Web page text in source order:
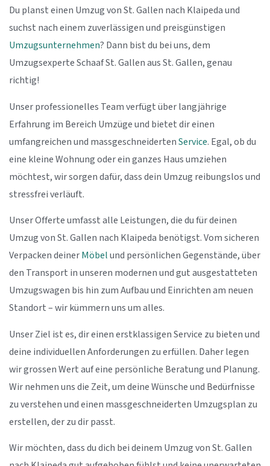
Du planst einen Umzug von St. Gallen nach Klaipeda und
suchst nach einem zuverlässigen und preisgünstigen
Umzugsunternehmen? Dann bist du bei uns, dem
Umzugsexperte Schaaf St. Gallen aus St. Gallen, genau
richtig!
Unser professionelles Team verfügt über langjährige
Erfahrung im Bereich Umzüge und bietet dir einen
umfangreichen und massgeschneidertenService. Egal, ob du
eine kleine Wohnung oder ein ganzes Haus umziehen
möchtest, wir sorgen dafür, dass dein Umzug reibungslos und
stressfrei verläuft.
Unser Offerte umfasst alle Leistungen, die du für deinen
Umzug von St. Gallen nach Klaipeda benötigst. Vom sicheren
Verpacken deinerMöbelund persönlichen Gegenstände, über
den Transport in unseren modernen und gut ausgestatteten
Umzugswagen bis hin zum Aufbau und Einrichten am neuen
Standort – wir kümmern uns um alles.
Unser Ziel ist es, dir einen erstklassigen Service zu bieten und
deine individuellen Anforderungen zu erfüllen. Daher legen
wir grossen Wert auf eine persönliche Beratung und Planung.
Wir nehmen uns die Zeit, um deine Wünsche und Bedürfnisse
zu verstehen und einen massgeschneiderten Umzugsplan zu
erstellen, der zu dir passt.
Wir möchten, dass du dich bei deinem Umzug von St. Gallen